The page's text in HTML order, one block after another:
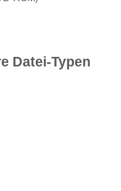
Datei-Typen